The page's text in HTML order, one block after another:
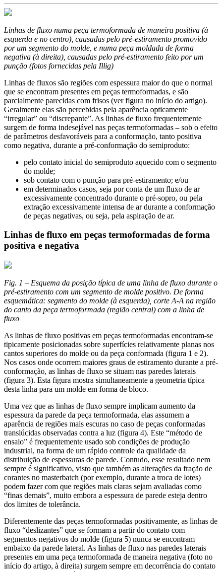
Linhas de fluxo numa peça termoformada de maneira positiva (à
esquerda e no centro), causadas pelo pré-estiramento promovido
por um segmento do molde, e numa peça moldada de forma
negativa (à direita), causadas pelo pré-estiramento feito por um
punção (fotos fornecidas pela Illig)
Linhas de fluxos são regiões com espessura maior do que o normal
que se encontram presentes em peças termoformadas, e são
parcialmente parecidas com frisos (ver figura no início do artigo).
Geralmente elas são percebidas pela aparência opticamente
“irregular” ou “discrepante”. As linhas de fluxo frequentemente
surgem de forma indesejável nas peças termoformadas – sob o efeito
de parâmetros desfavoráveis para a conformação, tanto positiva
como negativa, durante a pré-conformação do semiproduto:
pelo contato inicial do semiproduto aquecido com o segmento
do molde;
sob contato com o punção para pré-estiramento; e/ou
em determinados casos, seja por conta de um fluxo de ar
excessivamente concentrado durante o pré-sopro, ou pela
extração excessivamente intensa de ar durante a conformação
de peças negativas, ou seja, pela aspiração de ar.
Linhas de fluxo em peças termoformadas de forma
positiva e negativa
Fig. 1 – Esquema da posição típica de uma linha de fluxo durante o
pré-estiramento com um segmento de molde positivo. De forma
esquemática: segmento do molde (à esquerda), corte A-A na região
do canto da peça termoformada (região central) com a linha de
fluxo
As linhas de fluxo positivas em peças termoformadas encontram-se
tipicamente posicionadas sobre superfícies relativamente planas nos
cantos superiores do molde ou da peça conformada (figura 1 e 2).
Nos casos onde ocorrem maiores graus de estiramento durante a pré-
conformação, as linhas de fluxo se situam nas paredes laterais
(figura 3). Esta figura mostra simultaneamente a geometria típica
desta linha para um molde em forma de bloco.
Uma vez que as linhas de fluxo sempre implicam aumento da
espessura da parede da peça termoformada, elas assumem a
aparência de regiões mais escuras no caso de peças conformadas
translúcidas observadas contra a luz (figura 4). Este “método de
ensaio” é frequentemente usado sob condições de produção
industrial, na forma de um rápido controle da qualidade da
distribuição de espessuras de parede. Contudo, esse resultado nem
sempre é significativo, visto que também as alterações da fração de
corantes no masterbatch (por exemplo, durante a troca de lotes)
podem fazer com que regiões mais claras sejam avaliadas como
“finas demais”, muito embora a espessura de parede esteja dentro
dos limites de tolerância.
Diferentemente das peças termoformadas positivamente, as linhas de
fluxo “deslizantes” que se formam a partir do contato com
segmentos negativos do molde (figura 5) nunca se encontram
embaixo da parede lateral. As linhas de fluxo nas paredes laterais
presentes em uma peça termoformada de maneira negativa (foto no
início do artigo, à direita) surgem sempre em decorrência do contato